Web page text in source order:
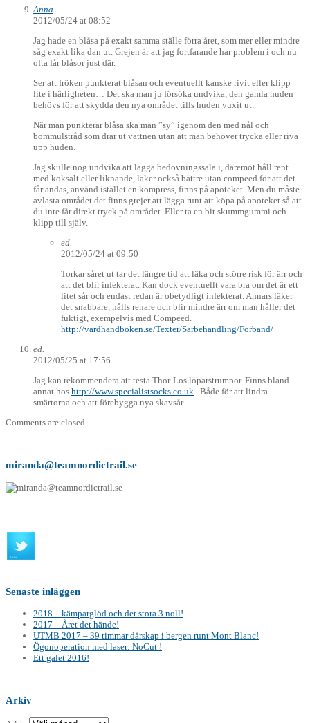
Anna
2012/05/24 at 08:52
Jag hade en blåsa på exakt samma ställe förra året, som mer eller mindre
såg exakt lika dan ut. Grejen är att jag fortfarande har problem i och nu
ofta får blåsor just där.
Ser att fröken punkterat blåsan och eventuellt kanske rivit eller klipp
lite i härligheten… Det ska man ju försöka undvika, den gamla huden
behövs för att skydda den nya området tills huden vuxit ut.
När man punkterar blåsa ska man ”sy” igenom den med nål och
bommulstråd som drar ut vattnen utan att man behöver trycka eller riva
upp huden.
Jag skulle nog undvika att lägga bedövningssala i, däremot håll rent
med koksalt eller liknande, läker också bättre utan compeed för att det
får andas, använd istället en kompress, finns på apoteket. Men du måste
avlasta området det finns grejer att lägga runt att köpa på apoteket så att
du inte får direkt tryck på området. Eller ta en bit skummgummi och
klipp till själv.
ed.
2012/05/24 at 09:50
Torkar såret ut tar det längre tid att läka och större risk för ärr och
att det blir infekterat. Kan dock eventuellt vara bra om det är ett
litet sår och endast redan är obetydligt infekterat. Annars läker
det snabbare, hålls renare och blir mindre ärr om man håller det
fuktigt, exempelvis med Compeed.
http://vardhandboken.se/Texter/Sarbehandling/Forband/
ed.
2012/05/25 at 17:56
Jag kan rekommendera att testa Thor-Los löparstrumpor. Finns bland
annat hos http://www.specialistsocks.co.uk . Både för att lindra
smärtorna och att förebygga nya skavsår.
Comments are closed.
miranda@teamnordictrail.se
Senaste inläggen
2018 – kämparglöd och det stora 3 noll!
2017 – Året det hände!
UTMB 2017 – 39 timmar dårskap i bergen runt Mont Blanc!
Ögonoperation med laser: NoCut !
Ett galet 2016!
Arkiv